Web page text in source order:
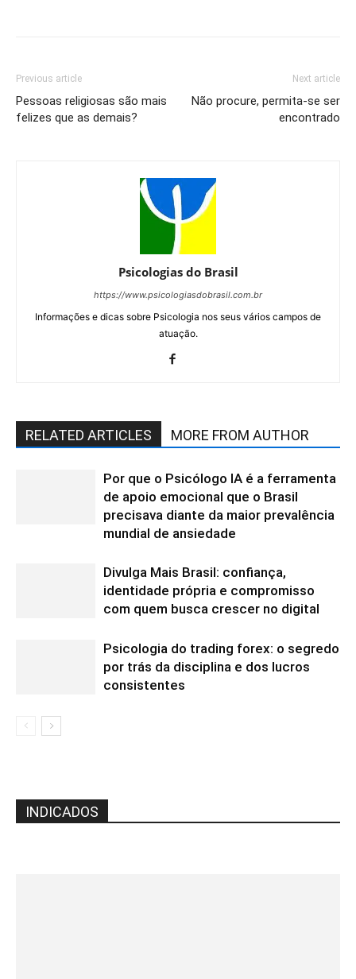
Previous article
Pessoas religiosas são mais
felizes que as demais?
Next article
Não procure, permita-se ser
encontrado
Psicologias do Brasil
https://www.psicologiasdobrasil.com.br
Informações e dicas sobre Psicologia nos seus vários campos de
atuação.
RELATED ARTICLES MORE FROM AUTHOR
Por que o Psicólogo IA é a ferramenta
de apoio emocional que o Brasil
precisava diante da maior prevalência
mundial de ansiedade
Divulga Mais Brasil: confiança,
identidade própria e compromisso
com quem busca crescer no digital
Psicologia do trading forex: o segredo
por trás da disciplina e dos lucros
consistentes
INDICADOS